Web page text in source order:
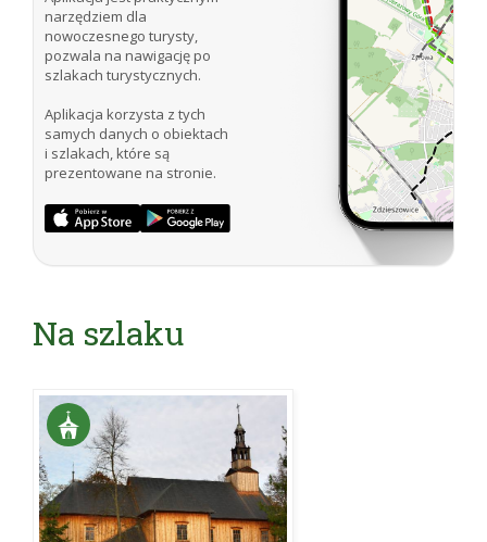
narzędziem dla
nowoczesnego turysty,
pozwala na nawigację po
szlakach turystycznych.
Aplikacja korzysta z tych
samych danych o obiektach
i szlakach, które są
prezentowane na stronie.
Na szlaku